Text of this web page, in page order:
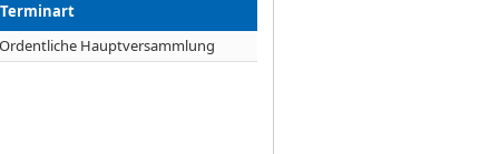
Terminart
Ordentliche Hauptversammlung